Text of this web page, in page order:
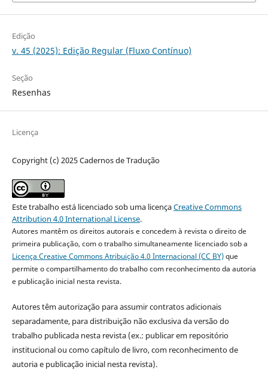
Edição
v. 45 (2025): Edição Regular (Fluxo Contínuo)
Seção
Resenhas
Licença
Copyright (c) 2025 Cadernos de Tradução
Este trabalho está licenciado sob uma licençaCreative Commons
Attribution 4.0 International License.
Autores mantêm os direitos autorais e concedem à revista o direito de
primeira publicação, com o trabalho simultaneamente licenciado sob a
Licença Creative Commons Atribuição 4.0 Internacional (CC BY)que
permite o compartilhamento do trabalho com reconhecimento da autoria
e publicação inicial nesta revista.
Autores têm autorização para assumir contratos adicionais
separadamente, para distribuição não exclusiva da versão do
trabalho publicada nesta revista (ex.: publicar em repositório
institucional ou como capítulo de livro, com reconhecimento de
autoria e publicação inicial nesta revista).